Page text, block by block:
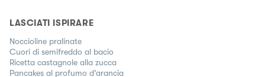
LASCIATI ISPIRARE
Noccioline pralinate
Cuori di semifreddo al bacio
Ricetta castagnole alla zucca
Pancakes al profumo d'arancia